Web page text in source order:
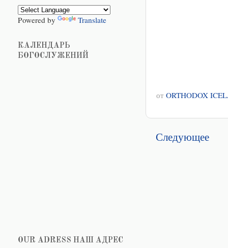
от ORTHODOX
Следующее
Powered by Translate
КАЛЕНДАРЬ
БОГОСЛУЖЕНИЙ
OUR ADRESS НАШ АДРЕС